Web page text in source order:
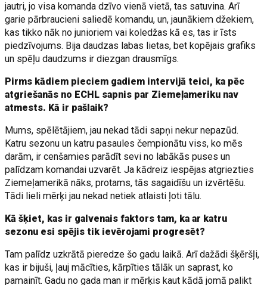
jautri, jo visa komanda dzīvo vienā vietā, tas satuvina. Arī
garie pārbraucieni saliedē komandu, un, jaunākiem džekiem,
kas tikko nāk no junioriem vai koledžas kā es, tas ir īsts
piedzīvojums. Bija daudzas labas lietas, bet kopējais grafiks
un spēļu daudzums ir diezgan drausmīgs.
Pirms kādiem pieciem gadiem intervijā teici, ka pēc
atgriešanās no ECHL sapnis par Ziemeļameriku nav
atmests. Kā ir pašlaik?
Mums, spēlētājiem, jau nekad tādi sapņi nekur nepazūd.
Katru sezonu un katru pasaules čempionātu viss, ko mēs
darām, ir cenšamies parādīt sevi no labākās puses un
palīdzam komandai uzvarēt. Ja kādreiz iespējas atgriezties
Ziemeļamerikā nāks, protams, tās sagaidīšu un izvērtēšu.
Tādi lieli mērķi jau nekad netiek atlaisti ļoti tālu.
Kā šķiet, kas ir galvenais faktors tam, ka ar katru
sezonu esi spējis tik ievērojami progresēt?
Tam palīdz uzkrātā pieredze šo gadu laikā. Arī dažādi šķēršļi,
kas ir bijuši, ļauj mācīties, kārpīties tālāk un saprast, ko
pamainīt. Gadu no gada man ir mērķis kaut kādā jomā palikt